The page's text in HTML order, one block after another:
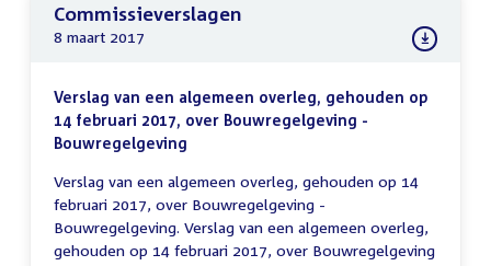
Commissieverslagen
8 maart 2017
Verslag van een algemeen overleg, gehouden op
14 februari 2017, over Bouwregelgeving -
Bouwregelgeving
Verslag van een algemeen overleg, gehouden op 14
februari 2017, over Bouwregelgeving -
Bouwregelgeving. Verslag van een algemeen overleg,
gehouden op 14 februari 2017, over Bouwregelgeving